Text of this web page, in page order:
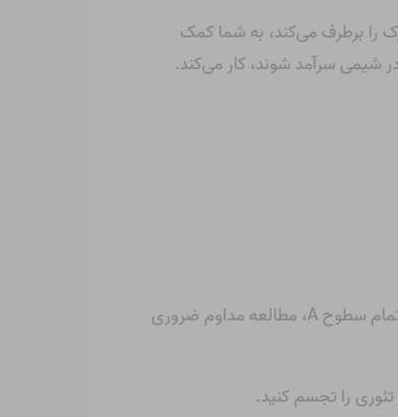
هر گونه شکاف در درک را برطرف می‌کند، به شما کمک
شیمی سرآمد شوند، کار می‌کند.
برای به دست آوردن سطح یک شیمی، باید پایه خوبی در شیمی پایه داشته باشید تا به دانش مناسب برای ادامه تحصیل خود مجهز شوید. مانند تمام سطوح A، مطالعه مداوم ضروری
را تجسم کنید.